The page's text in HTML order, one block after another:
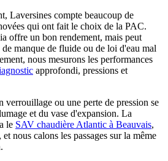
Laversines compte beaucoup de
qui ont fait le choix de la PAC.
offre un bon rendement, mais peut
manque de fluide ou de loi d'eau mal
nous mesurons les performances
approfondi, pressions et
verrouillage ou une perte de pression se
et du vase d'expansion. La
le SAV chaudière Atlantic à Beauvais,
nous calons les passages sur la même